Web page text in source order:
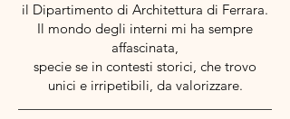
il Dipartimento di Architettura di Ferrara.
Il mondo degli interni mi ha sempre
affascinata,
specie se in contesti storici, che trovo
unici e irripetibili, da valorizzare.